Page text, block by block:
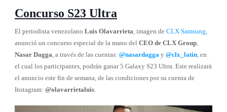
Concurso S23 Ultra
El periodista venezolano Luis Olavarrieta, imagen de CLX Samsung,
anunció un concurso especial de la mano del CEO de CLX Group,
Nasar Dagga, a través de las cuentas: @nasardaggay @clx_latin, en
el cual los participantes, podrán ganar 5 Galaxy S23 Ultra. Este realizará
el anuncio este fin de semana, de las condiciones por su cuenta de
Instagram: @olavarrietaluis.